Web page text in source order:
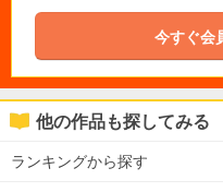
今すぐ会
他の作品も探してみる
ランキングから探す